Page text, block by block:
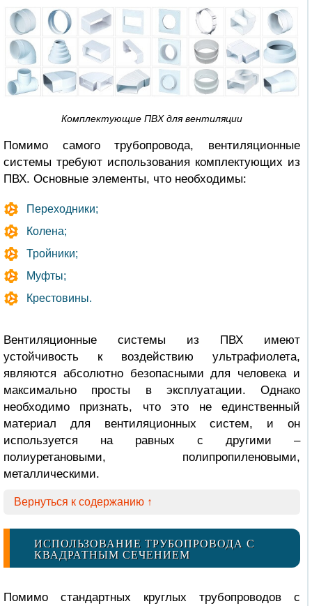
Комплектующие ПВХ для вентиляции
Помимо самого трубопровода, вентиляционные
системы требуют использования комплектующих из
ПВХ. Основные элементы, что необходимы:
Переходники;
Колена;
Тройники;
Муфты;
Крестовины.
Вентиляционные системы из ПВХ имеют
устойчивость к воздействию ультрафиолета,
являются абсолютно безопасными для человека и
максимально просты в эксплуатации. Однако
необходимо признать, что это не единственный
материал для вентиляционных систем, и он
используется на равных с другими –
полиуретановыми, полипропиленовыми,
металлическими.
Вернуться к содержанию ↑
ИСПОЛЬЗОВАНИЕ ТРУБОПРОВОДА С
КВАДРАТНЫМ СЕЧЕНИЕМ
Помимо стандартных круглых трубопроводов с